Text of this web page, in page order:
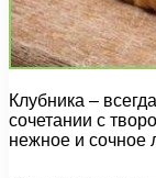
Клубника –
сочетании с
нежное и сочное